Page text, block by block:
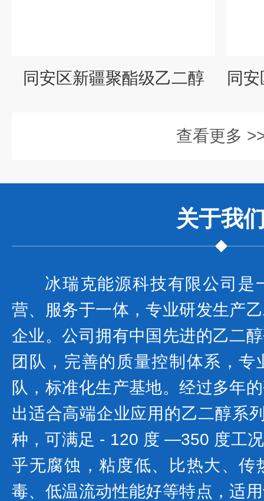
同安区新疆聚酯级乙二醇
查看更多
关于我
冰瑞克能源科技有限公司是
营、服务于一体，专业研发生产
企业。公司拥有中国先进的乙二
团队，完善的质量控制体系，
队，标准化生产基地。经过多年
出适合高端企业应用的乙二醇系
种，可满足 - 120 度 —350 度工
乎无腐蚀，粘度低、比热大、传
毒、低温流动性能好等特点，适